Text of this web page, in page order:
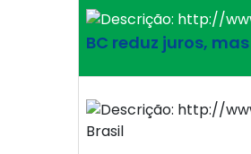
BC reduz juros,
Brasil